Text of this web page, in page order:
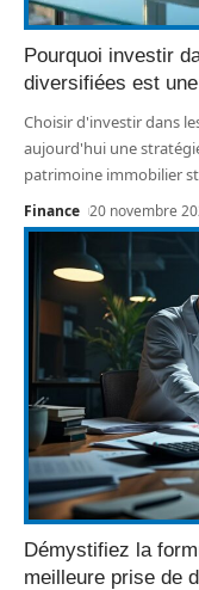
Pourquoi investir
diversifiées est
Choisir d'investir dans
aujourd'hui une
patrimoine immobilier
Finance 20 novembre
Démystifiez la
meilleure prise de